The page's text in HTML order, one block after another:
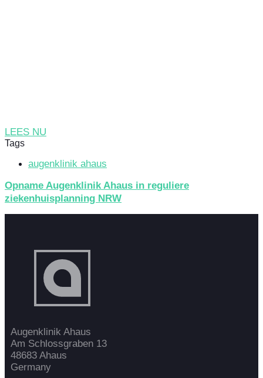
LEES NU
Tags
augenklinik ahaus
Opname Augenklinik Ahaus in reguliere
ziekenhuisplanning NRW
Augenklinik Ahaus
Am Schlossgraben 13
48683 Ahaus
Germany